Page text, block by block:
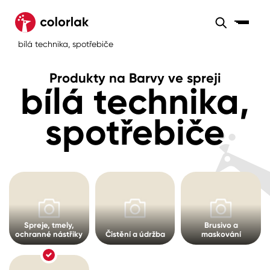
Maloobchod Velkoobchod Sortiment
Nátěrové
systémy
Prodejny
Inspirace
Tónovací systémy
Úvod Aktuality
Kariéra
Kov
Dřevo
Plast, sklo, keramika
Stěny
Fasády
Colorlak Dekor
Colorlak Profi
Sortiment
bílá technika, spotřebiče
Produkty na Barvy ve spreji
bílá technika,
spotřebiče
Spreje, tmely,
ochranné nástřiky
Čistění a údržba
Brusivo a
maskování